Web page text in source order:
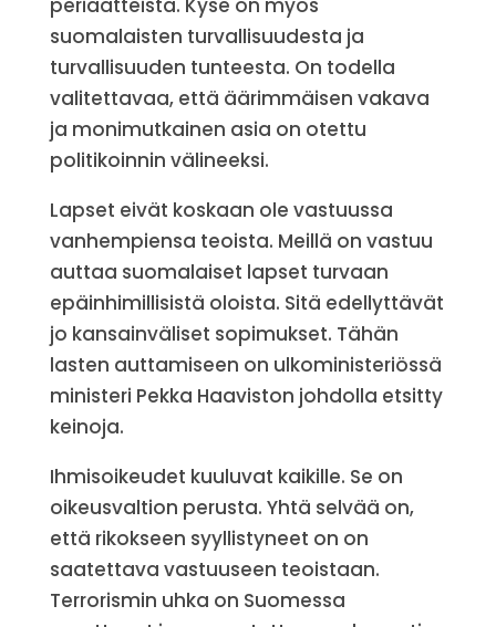
periaatteista. Kyse on myös
suomalaisten turvallisuudesta ja
turvallisuuden tunteesta. On todella
valitettavaa, että äärimmäisen vakava
ja monimutkainen asia on otettu
politikoinnin välineeksi.
Lapset eivät koskaan ole vastuussa
vanhempiensa teoista. Meillä on vastuu
auttaa suomalaiset lapset turvaan
epäinhimillisistä oloista. Sitä edellyttävät
jo kansainväliset sopimukset. Tähän
lasten auttamiseen on ulkoministeriössä
ministeri Pekka Haaviston johdolla etsitty
keinoja.
Ihmisoikeudet kuuluvat kaikille. Se on
oikeusvaltion perusta. Yhtä selvää on,
että rikokseen syyllistyneet on on
saatettava vastuuseen teoistaan.
Terrorismin uhka on Suomessa